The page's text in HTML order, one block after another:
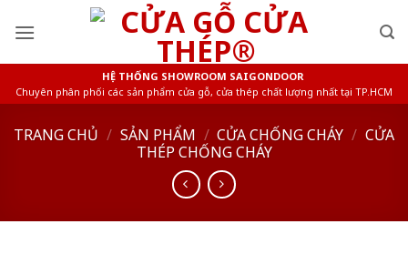
HỆ THỐNG SHOWROOM SAIGONDOOR
Chuyên phân phối các sản phẩm cửa gỗ, cửa thép chất lượng nhất tại TP.HCM
TRANG CHỦ / SẢN PHẨM / CỬA CHỐNG CHÁY / CỬA
THÉP CHỐNG CHÁY